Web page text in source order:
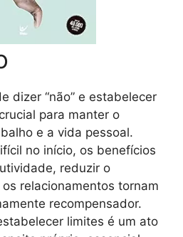
dizer “não” e estabelecer
para manter o
e a vida pessoal.
no início, os benefícios
reduzir o
relacionamentos tornam
recompensador.
limites é um ato